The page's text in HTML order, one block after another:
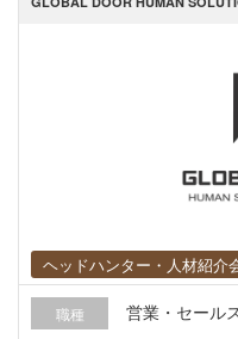
化 ・組織開
の激しいスタ
かつ強固な組織開発の推
存の枠組みを
なる文化や背
alueで最大化
す。 ・経営陣
ヘッドハンター・人材紹介
職種 営業・セール